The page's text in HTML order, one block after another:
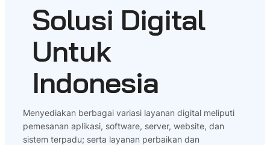
Solusi Digital
Untuk
Indonesia
Menyediakan berbagai variasi layanan digital meliputi
pemesanan aplikasi, software, server, website, dan
sistem terpadu; serta layanan perbaikan dan